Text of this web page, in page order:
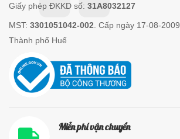
Giấy phép ĐKKD số: 31A8032127
MST: 3301051042-002. Cấp ngày 17-08-
Thành phố Huế
Miễn phí vận chuyển